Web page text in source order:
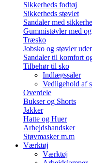
Sikkerheds fodtøj
Sikkerheds støvlet
Sandaler med
Gummistøvler med
Træsko
Jobsko og støvler
Sandaler til komfort
Tilbehør til sko
Indlægssåler
Vedligehold af
Overdele
Bukser og Shorts
Jakker
Hatte og Huer
Arbejdshandsker
Støvmasker m.m
Værktøj
Værktøj